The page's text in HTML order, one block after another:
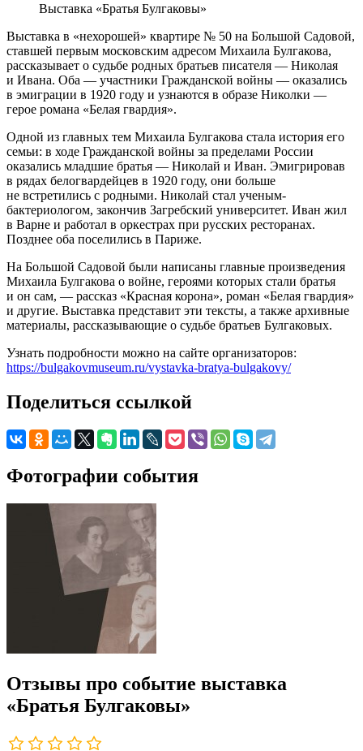
Выставка «Братья Булгаковы»
Выставка в «нехорошей» квартире № 50 на Большой Садовой,
ставшей первым московским адресом Михаила Булгакова,
рассказывает о судьбе родных братьев писателя — Николая
и Ивана. Оба — участники Гражданской войны — оказались
в эмиграции в 1920 году и узнаются в образе Николки —
герое романа «Белая гвардия».
Одной из главных тем Михаила Булгакова стала история его
семьи: в ходе Гражданской войны за пределами России
оказались младшие братья — Николай и Иван. Эмигрировав
в рядах белогвардейцев в 1920 году, они больше
не встретились с родными. Николай стал ученым-
бактериологом, закончив Загребский университет. Иван жил
в Варне и работал в оркестрах при русских ресторанах.
Позднее оба поселились в Париже.
На Большой Садовой были написаны главные произведения
Михаила Булгакова о войне, героями которых стали братья
и он сам, — рассказ «Красная корона», роман «Белая гвардия»
и другие. Выставка представит эти тексты, а также архивные
материалы, рассказывающие о судьбе братьев Булгаковых.
Узнать подробности можно на сайте организаторов:
https://bulgakovmuseum.ru/vystavka-bratya-bulgakovy/
Поделиться ссылкой
Фотографии события
Отзывы про событие выставка
«Братья Булгаковы»